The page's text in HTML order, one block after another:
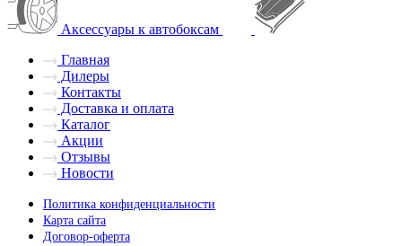
Аксессуары к автобоксам
Главная
Дилеры
Контакты
Доставка и оплата
Каталог
Акции
Отзывы
Новости
Политика конфиденциальности
Карта сайта
Договор-оферта